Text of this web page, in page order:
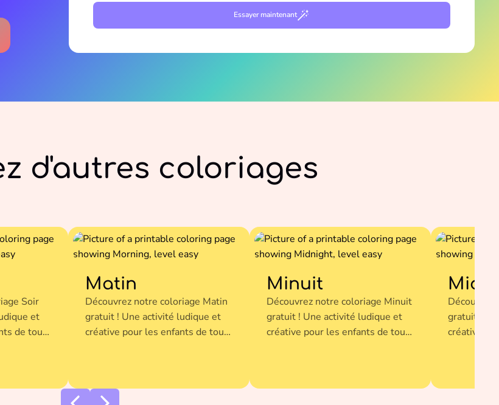
Essayer maintenant
d'autres coloriages
Soir
et
de tout
Matin
Découvrez notre coloriage Matin
gratuit ! Une activité ludique et
créative pour les enfants de tout
Minuit
Découvrez notre coloriage Minuit
gratuit ! Une activité ludique et
créative pour les enfants de tout
Midi
Découvrez
gratuit !
créative